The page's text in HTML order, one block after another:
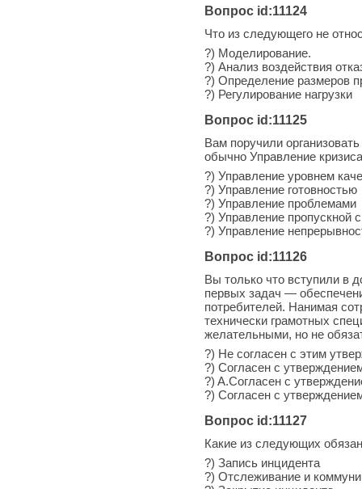
Вопрос id:11124
Что из следующего не
?) Моделирование.
?) Анализ воздействия
?) Определение размеров
?) Регулирование нагрузки
Вопрос id:11125
Вам поручили
обычно Управление
?) Управление уровнем
?) Управление готовностью
?) Управление проблемами
?) Управление пропускной
?) Управление
Вопрос id:11126
Вы только что вступили в
первых задач —
потребителей. Нанимая
технически грамотных
желательными, но не
?) Не согласен с этим
?) Согласен с
?) A.Согласен с
?) Согласен с
Вопрос id:11127
Какие из следующих
?) Запись инцидента
?) Отслеживание и